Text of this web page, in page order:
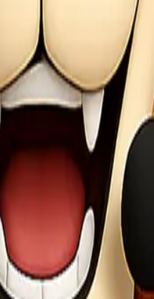
Ongkir Hemat. Sosok ini
dekat promo-promo